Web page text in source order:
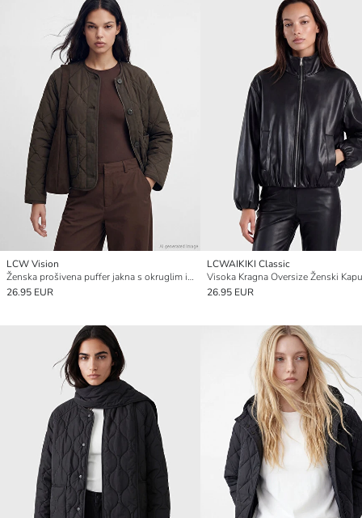
LCW Vision
Ženska prošivena puffer jakna s okruglim izrezom
26.95 EUR
LCWAIKIKI Classic
26.95 EUR